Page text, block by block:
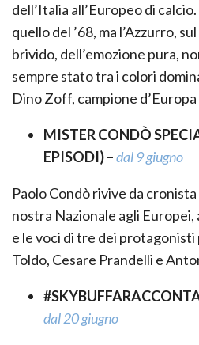
dell’Italia all’Europeo di
quello del ’68, ma l’Azzurro,
brivido, dell’emozione pura,
sempre stato tra i colori
Dino Zoff, campione
MISTER CONDÒ
EPISODI) –dal 9 giugno
Paolo Condò rivive da
nostra Nazionale agli
e le voci di tre dei
Toldo, Cesare Prandelli e
dal 20 giugno